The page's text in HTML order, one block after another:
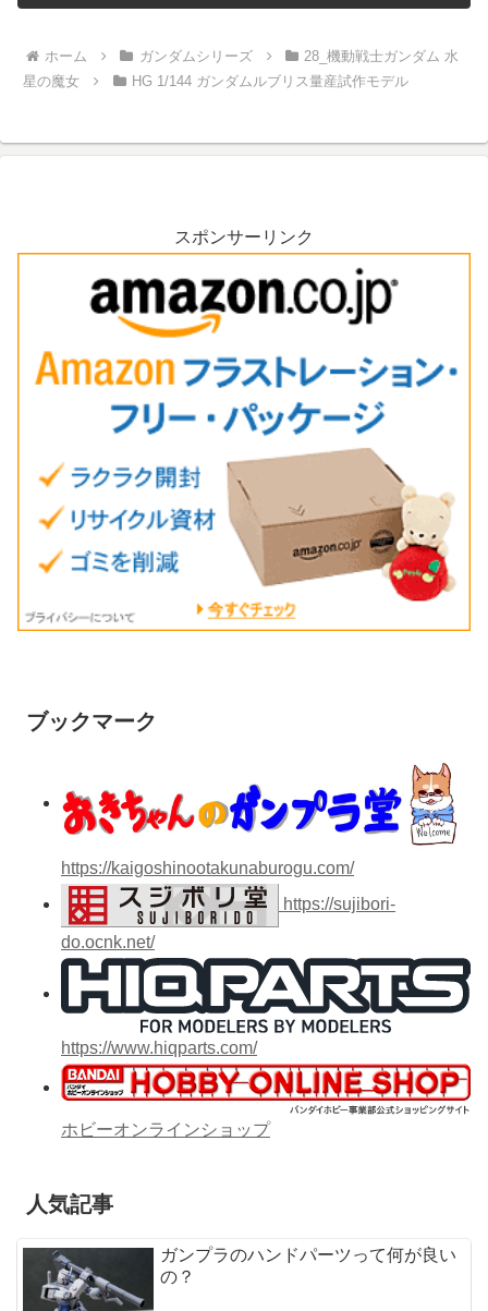
ホーム ガンダムシリーズ
28_機動戦士ガンダム 水
星の魔女
HG 1/144 ガンダムルブリス量産試作モデル
スポンサーリンク
ブックマーク
https://kaigoshinootakunaburogu.com/
https://sujibori-
do.ocnk.net/
https://www.hiqparts.com/
ホビーオンラインショップ
人気記事
ガンプラのハンドパーツって何が良い
の？